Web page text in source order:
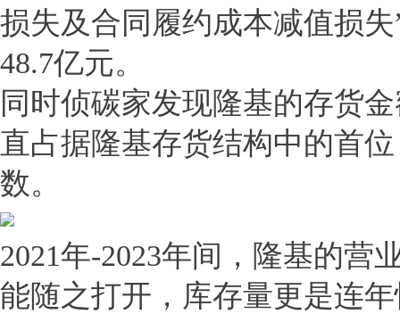
损失及合同履约成本减值损
48.7亿元。
同时侦碳家发现隆基的存货
直占据隆基存货结构中的首
数。
2021年-2023年间，隆基的营
能随之打开，库存量更是连